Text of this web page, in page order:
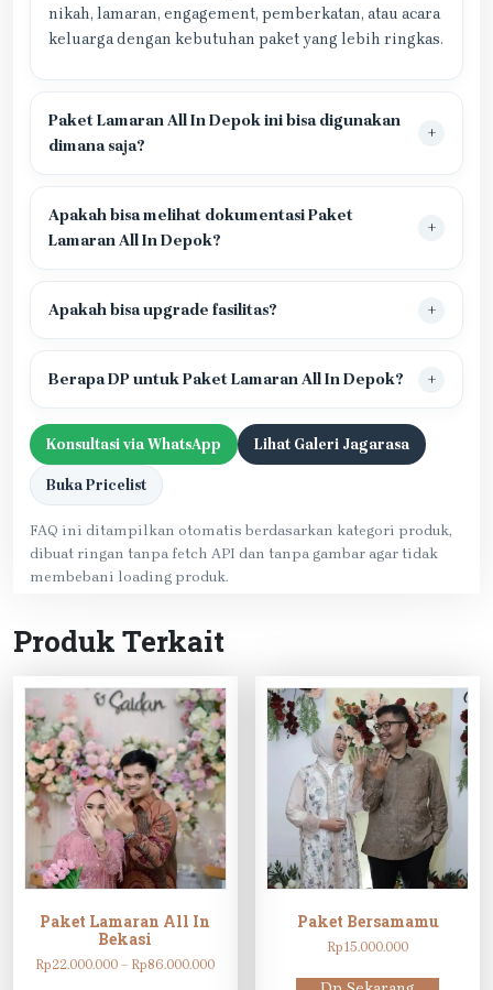
nikah, lamaran, engagement, pemberkatan, atau acara
keluarga dengan kebutuhan paket yang lebih ringkas.
Paket Lamaran All In Depok ini bisa digunakan
dimana saja?
Apakah bisa melihat dokumentasi Paket
Lamaran All In Depok?
Apakah bisa upgrade fasilitas?
Berapa DP untuk Paket Lamaran All In Depok?
Konsultasi via WhatsApp Lihat Galeri Jagarasa
Buka Pricelist
FAQ ini ditampilkan otomatis berdasarkan kategori produk,
dibuat ringan tanpa fetch API dan tanpa gambar agar tidak
membebani loading produk.
Produk Terkait
Paket Lamaran All In
Bekasi
Rp22.000.000 – Rp86.000.000Rentang
Paket Bersamamu
Rp15.000.000